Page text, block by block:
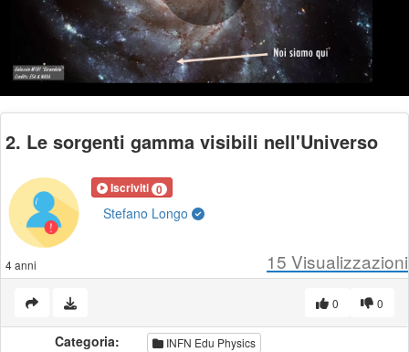
Play
Video
2. Le sorgenti gamma visibili nell'Universo
Iscriviti 0
Stefano Longo
4 anni 15 Visualizzazioni
0
0
Categoria: INFN Edu Physics